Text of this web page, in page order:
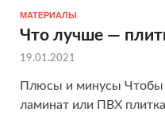
МАТЕРИАЛЫ
Что лучше —
19.01.2021
Плюсы и минусы Чтобы
ламинат или ПВХ